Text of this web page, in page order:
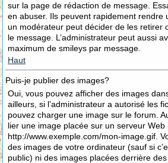
sur la page de rédaction de message.
en abuser. Ils peuvent rapidement rendre
un modérateur peut décider de les retirer
le message. L’administrateur peut aussi
maximum de smileys par message.
Haut
Puis-je publier des images?
Oui, vous pouvez afficher des images
ailleurs, si l’administrateur a autorisé les
pouvez charger une image sur le forum.
lier une image placée sur un serveur Web
http://www.exemple.com/mon-image.gif.
des images de votre ordinateur (sauf si
public) ni des images placées derrière